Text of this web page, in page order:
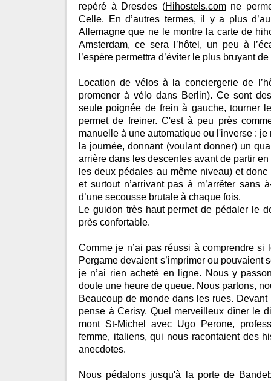
repéré à Dresdes (Hihostels.comne
Celle. En d’autres termes, il y a plus
Allemagne que ne le montre la carte de
Amsterdam, ce sera l’hôtel, un peu à
l’espère permettra d’éviter le plus bruyant
Location de vélos à la conciergerie de
promener à vélo dans Berlin). Ce sont
seule poignée de frein à gauche, tourner
permet de freiner. C'est à peu près
manuelle à une automatique ou l'inverse : je
la journée, donnant (voulant donner) un
arrière dans les descentes avant de partir
les deux pédales au même niveau) et
et surtout n’arrivant pas à m’arrêter sans
d’une secousse brutale à chaque fois.
Le guidon très haut permet de pédaler le
près confortable.
Comme je n’ai pas réussi à comprendre si
Pergame devaient s’imprimer ou pouvaient
je n’ai rien acheté en ligne. Nous y
doute une heure de queue. Nous partons,
Beaucoup de monde dans les rues. Devant
pense à Cerisy. Quel merveilleux dîner le
mont St-Michel avec Ugo Perone,
femme, italiens, qui nous racontaient des
anecdotes.
Nous pédalons jusqu'à la porte de